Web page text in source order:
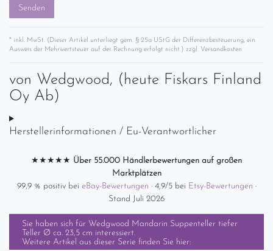
Senden
* inkl. MwSt. (Dieser Artikel unterliegt gem. § 25a UStG der Differenzbesteuerung, ein
Ausweis der Mehrwertsteuer auf der Rechnung erfolgt nicht.) zzgl. Versandkosten
von Wedgwood, (heute Fiskars Finland
Oy Ab)
Herstellerinformationen / Eu-Verantwortlicher
★★★★★ Über 55.000 Händlerbewertungen auf großen
Marktplätzen
99,9 % positiv bei eBay-Bewertungen · 4,9/5 bei Etsy-Bewertungen ·
Stand Juli 2026
Sie haben sich für Wedgwood Mandarin Suppenteller tiefer
Teller Ø ca. 23,5 cm interessiert.
Weitere Artikel aus dieser Serie finden Sie hier: